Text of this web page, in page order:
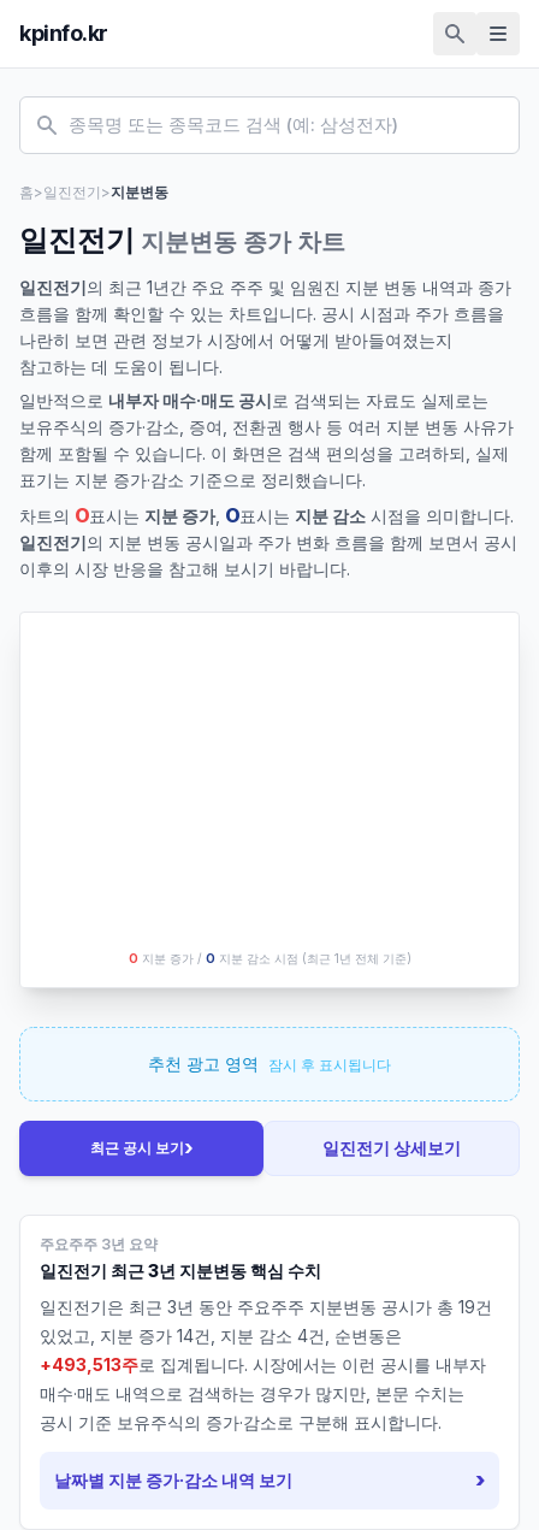
kpinfo.kr
홈>일진전기 >지분변동
일진전기 지분변동 종가 차트
일진전기의 최근 1년간 주요 주주 및 임원진 지분 변동 내역과 종가
흐름을 함께 확인할 수 있는 차트입니다. 공시 시점과 주가 흐름을
나란히 보면 관련 정보가 시장에서 어떻게 받아들여졌는지
참고하는 데 도움이 됩니다.
일반적으로 내부자 매수·매도 공시로 검색되는 자료도 실제로는
보유주식의 증가·감소, 증여, 전환권 행사 등 여러 지분 변동 사유가
함께 포함될 수 있습니다. 이 화면은 검색 편의성을 고려하되, 실제
표기는 지분 증가·감소 기준으로 정리했습니다.
차트의 O표시는 지분 증가, O표시는 지분 감소 시점을 의미합니다.
일진전기의 지분 변동 공시일과 주가 변화 흐름을 함께 보면서 공시
이후의 시장 반응을 참고해 보시기 바랍니다.
O 지분 증가 / O 지분 감소 시점 (최근 1년 전체 기준)
추천 광고 영역 잠시 후 표시됩니다
최근 공시 보기› 일진전기 상세보기
주요주주 3년 요약
일진전기 최근 3년 지분변동 핵심 수치
일진전기은 최근 3년 동안 주요주주 지분변동 공시가 총 19건
있었고, 지분 증가 14건, 지분 감소 4건, 순변동은
+493,513주로 집계됩니다. 시장에서는 이런 공시를 내부자
매수·매도 내역으로 검색하는 경우가 많지만, 본문 수치는
공시 기준 보유주식의 증가·감소로 구분해 표시합니다.
날짜별 지분 증가·감소 내역 보기 ›